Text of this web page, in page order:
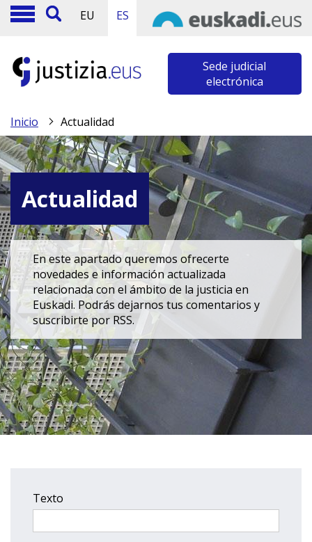
EU ES
Sede judicial
electrónica
Inicio Actualidad
Actualidad
En este apartado queremos ofrecerte
novedades e información actualizada
relacionada con el ámbito de la justicia en
Euskadi. Podrás dejarnos tus comentarios y
suscribirte por RSS.
Texto